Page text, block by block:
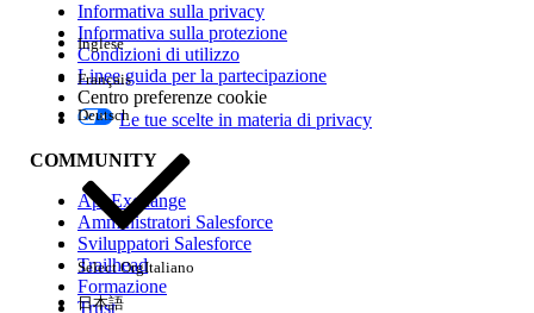
Edition
Esperienza
Informativa sulla privacy
Informativa sulla protezione
Condizioni di utilizzo
Linee guida per la partecipazione
Centro preferenze cookie
Le tue scelte in materia di privacy
COMMUNITY
AppExchange
Amministratori Salesforce
Sviluppatori Salesforce
Trailhead
Formazione
Trust
Inglese
Français
Deutsch
Select OrgItaliano
日本語